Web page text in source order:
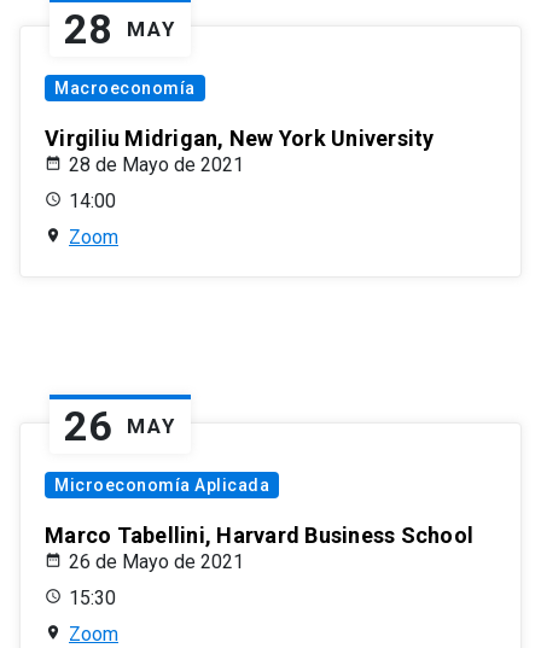
28 MAY
Macroeconomía
Virgiliu Midrigan, New York University
28 de Mayo de 2021
14:00
Zoom
26 MAY
Microeconomía Aplicada
Marco Tabellini, Harvard Business School
26 de Mayo de 2021
15:30
Zoom